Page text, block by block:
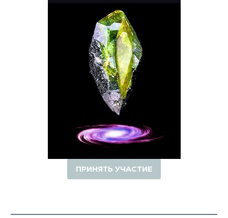
ПРИНЯТЬ УЧАСТИЕ